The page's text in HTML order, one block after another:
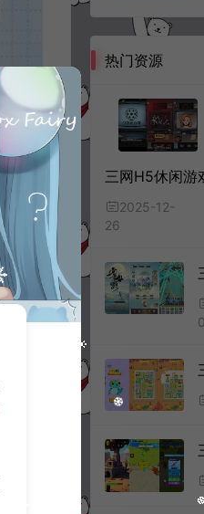
热门资源
2025-12-
26